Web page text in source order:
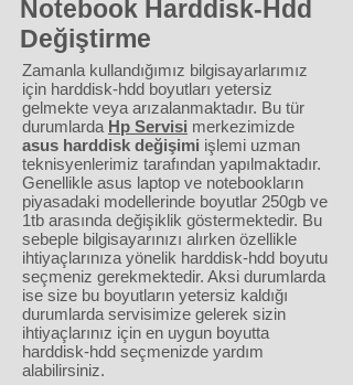
Notebook Harddisk-Hdd
Değiştirme
Zamanla kullandığımız bilgisayarlarımız
için harddisk-hdd boyutları yetersiz
gelmekte veya arızalanmaktadır. Bu tür
durumlarda Hp Servisi merkezimizde
asus harddisk değişimi işlemi uzman
teknisyenlerimiz tarafından yapılmaktadır.
Genellikle asus laptop ve notebookların
piyasadaki modellerinde boyutlar 250gb ve
1tb arasında değişiklik göstermektedir. Bu
sebeple bilgisayarınızı alırken özellikle
ihtiyaçlarınıza yönelik harddisk-hdd boyutu
seçmeniz gerekmektedir. Aksi durumlarda
ise size bu boyutların yetersiz kaldığı
durumlarda servisimize gelerek sizin
ihtiyaçlarınız için en uygun boyutta
harddisk-hdd seçmenizde yardım
alabilirsiniz.